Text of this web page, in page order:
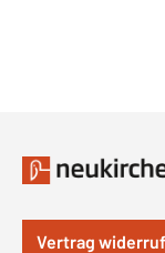
Vertrag